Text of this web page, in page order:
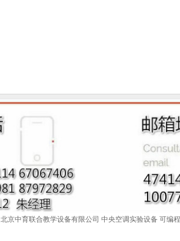
北京中育联合教学设备有限公司 中央空调实验设备 可编